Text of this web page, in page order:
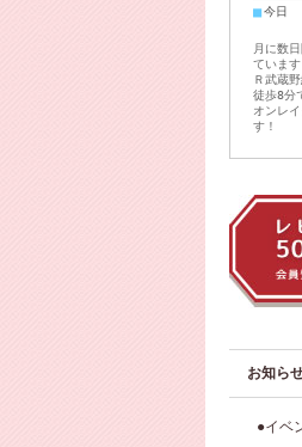
■今日
月に数
ていま
Ｒ武蔵
徒歩8分
オンレ
す！
お知ら
●イベ